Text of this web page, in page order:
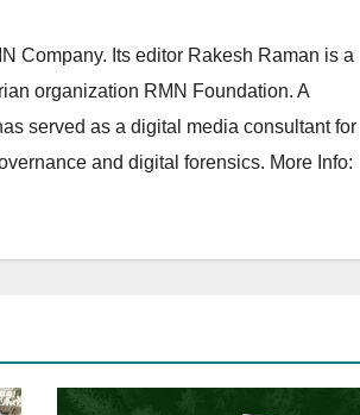
Company. Its editor Rakesh Raman is a
organization RMN Foundation. A
served as a digital media consultant for
and digital forensics. More Info: